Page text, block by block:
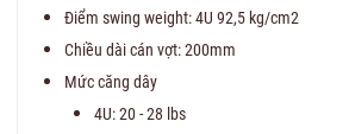
Điểm swing weight: 4U 92,5 kg/cm2
Chiều dài cán vợt: 200mm
Mức căng dây
4U: 20 - 28 lbs